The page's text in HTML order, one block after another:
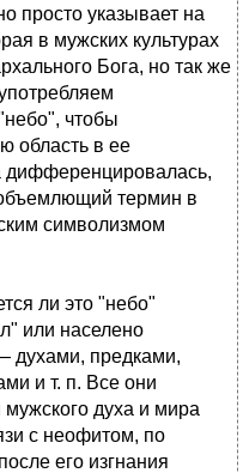
просто указывает на
в мужских культурах
Бога, но так же
чтобы
область в ее
дифференцировалась,
термин в
символизмом
ли это "небо"
или населено
духами, предками,
и т. п. Все они
духа и мира
с неофитом, по
его изгнания